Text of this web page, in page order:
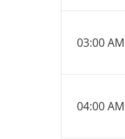
03:00 AM
04:00 AM